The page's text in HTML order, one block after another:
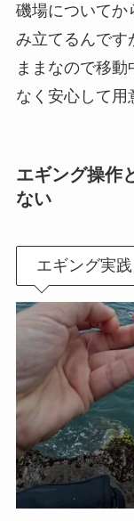
磯場についてか
み立てるんです
ままなので移
なく安心して用
エギング操作
ない
エギング実践